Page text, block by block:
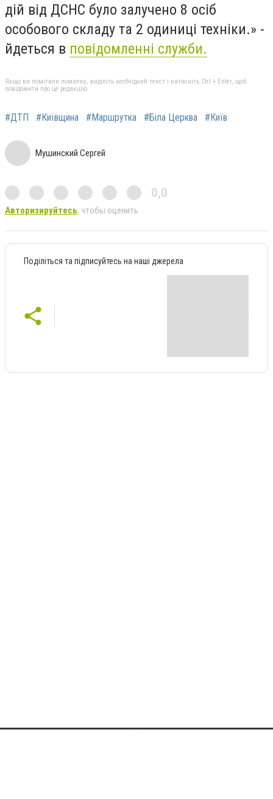
дій від ДСНС було залучено 8 осіб
особового складу та 2 одиниці техніки.» -
йдеться в повідомленні служби.
Якщо ви помітили помилку, виділіть необхідний текст і натисніть Ctrl + Enter, щоб
повідомити про це редакцію
#ДТП #Київщина #Маршрутка #Біла Церква #Київ
Мушинский Сергей
0,0
Авторизируйтесь, чтобы оценить
Поділіться та підписуйтесь на наші джерела